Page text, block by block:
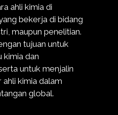
ahli kimia di
bekerja di bidang
maupun penelitian.
tujuan untuk
kimia dan
untuk menjalin
kimia dalam
global.